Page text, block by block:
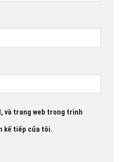
và trang web trong trình
kế tiếp của tôi.